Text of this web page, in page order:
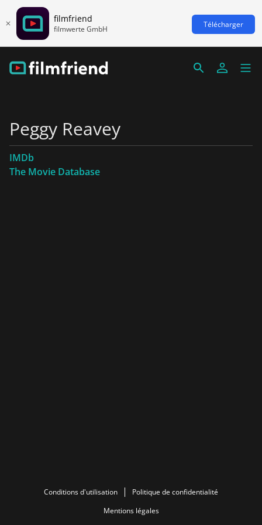
filmfriend
filmwerte GmbH Télécharger
Peggy Reavey
IMDb
The Movie Database
Conditions d'utilisation
Politique de confidentialité
Mentions légales